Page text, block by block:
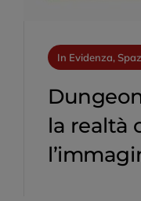
In Evidenza,
la realtà